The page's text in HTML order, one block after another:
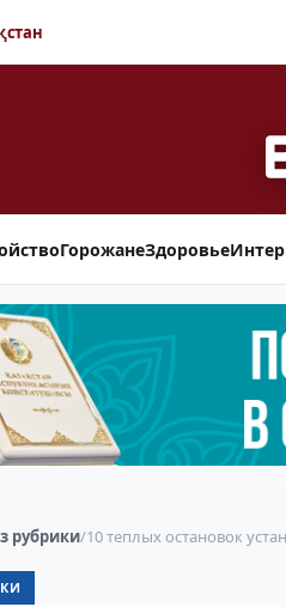
ГорожанеЗдоровье
рубрики/10 теплых остановок